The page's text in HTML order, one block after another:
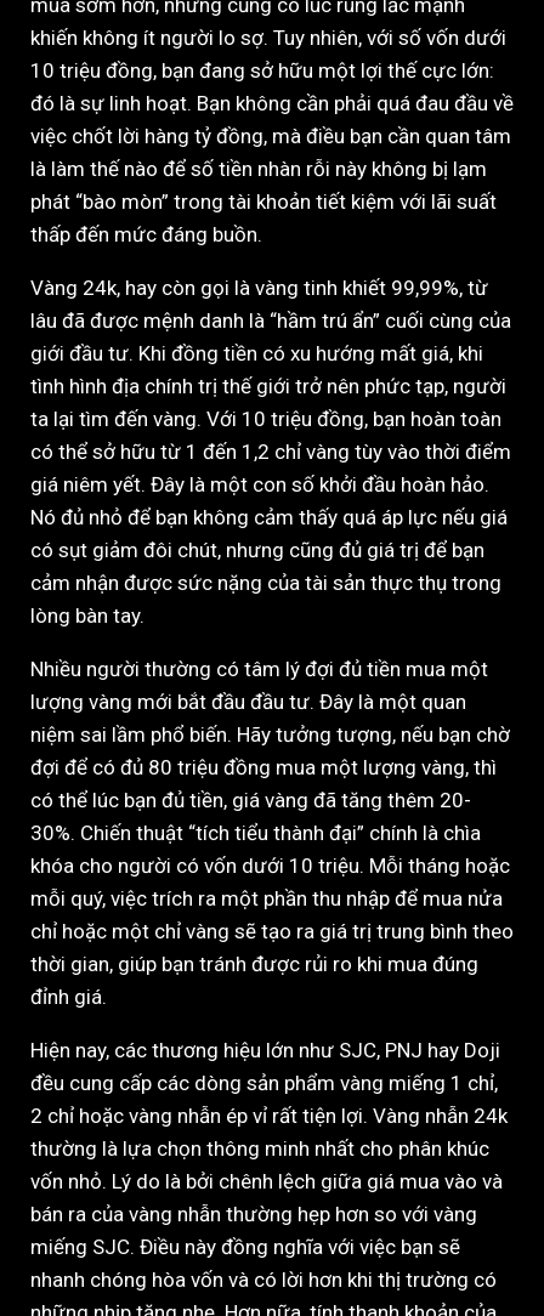
mua sớm hơn, nhưng cũng có lúc rung lắc mạnh
khiến không ít người lo sợ. Tuy nhiên, với số vốn dưới
10 triệu đồng, bạn đang sở hữu một lợi thế cực lớn:
đó là sự linh hoạt. Bạn không cần phải quá đau đầu về
việc chốt lời hàng tỷ đồng, mà điều bạn cần quan tâm
là làm thế nào để số tiền nhàn rỗi này không bị lạm
phát “bào mòn” trong tài khoản tiết kiệm với lãi suất
thấp đến mức đáng buồn.
Vàng 24k, hay còn gọi là vàng tinh khiết 99,99%, từ
lâu đã được mệnh danh là “hầm trú ẩn” cuối cùng của
giới đầu tư. Khi đồng tiền có xu hướng mất giá, khi
tình hình địa chính trị thế giới trở nên phức tạp, người
ta lại tìm đến vàng. Với 10 triệu đồng, bạn hoàn toàn
có thể sở hữu từ 1 đến 1,2 chỉ vàng tùy vào thời điểm
giá niêm yết. Đây là một con số khởi đầu hoàn hảo.
Nó đủ nhỏ để bạn không cảm thấy quá áp lực nếu giá
có sụt giảm đôi chút, nhưng cũng đủ giá trị để bạn
cảm nhận được sức nặng của tài sản thực thụ trong
lòng bàn tay.
Nhiều người thường có tâm lý đợi đủ tiền mua một
lượng vàng mới bắt đầu đầu tư. Đây là một quan
niệm sai lầm phổ biến. Hãy tưởng tượng, nếu bạn chờ
đợi để có đủ 80 triệu đồng mua một lượng vàng, thì
có thể lúc bạn đủ tiền, giá vàng đã tăng thêm 20-
30%. Chiến thuật “tích tiểu thành đại” chính là chìa
khóa cho người có vốn dưới 10 triệu. Mỗi tháng hoặc
mỗi quý, việc trích ra một phần thu nhập để mua nửa
chỉ hoặc một chỉ vàng sẽ tạo ra giá trị trung bình theo
thời gian, giúp bạn tránh được rủi ro khi mua đúng
đỉnh giá.
Hiện nay, các thương hiệu lớn như SJC, PNJ hay Doji
đều cung cấp các dòng sản phẩm vàng miếng 1 chỉ,
2 chỉ hoặc vàng nhẫn ép vỉ rất tiện lợi. Vàng nhẫn 24k
thường là lựa chọn thông minh nhất cho phân khúc
vốn nhỏ. Lý do là bởi chênh lệch giữa giá mua vào và
bán ra của vàng nhẫn thường hẹp hơn so với vàng
miếng SJC. Điều này đồng nghĩa với việc bạn sẽ
nhanh chóng hòa vốn và có lời hơn khi thị trường có